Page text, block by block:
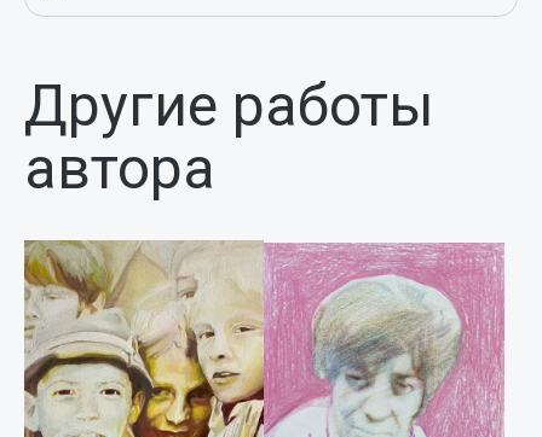
Другие работы
автора